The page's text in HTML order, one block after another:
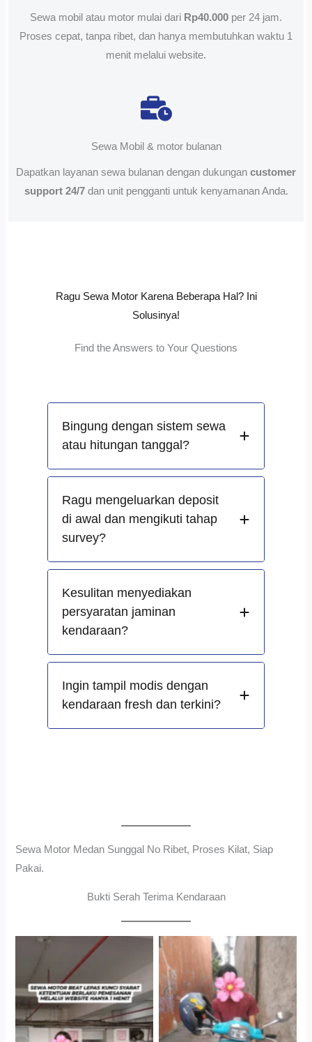
Sewa mobil atau motor mulai dari Rp40.000 per 24 jam.
Proses cepat, tanpa ribet, dan hanya membutuhkan waktu 1
menit melalui website.
Sewa Mobil & motor bulanan
Dapatkan layanan sewa bulanan dengan dukungan customer
support 24/7dan unit pengganti untuk kenyamanan Anda.
Ragu Sewa Motor Karena Beberapa Hal? Ini
Solusinya!
Find the Answers to Your Questions
Bingung dengan sistem sewa
atau hitungan tanggal?
Ragu mengeluarkan deposit
di awal dan mengikuti tahap
survey?
Kesulitan menyediakan
persyaratan jaminan
kendaraan?
Ingin tampil modis dengan
kendaraan fresh dan terkini?
Sewa Motor Medan Sunggal No Ribet, Proses Kilat, Siap
Pakai.
Bukti Serah Terima Kendaraan